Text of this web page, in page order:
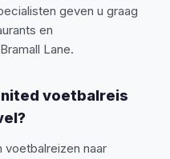
geven u graag
en
Lane.
voetbalreis
voetbalreizen naar